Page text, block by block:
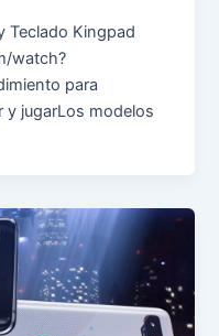
Teclado Kingpad
watch?
para
y jugarLos modelos